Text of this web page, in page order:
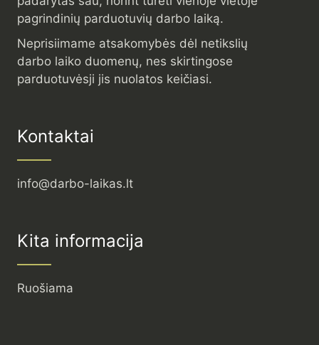
pagrindinių parduotuvių darbo laiką.
Neprisiimame atsakomybės dėl netikslių
darbo laiko duomenų, nes skirtingose
parduotuvėsji jis nuolatos keičiasi.
Kontaktai
info@darbo-laikas.lt
Kita informacija
Ruošiama